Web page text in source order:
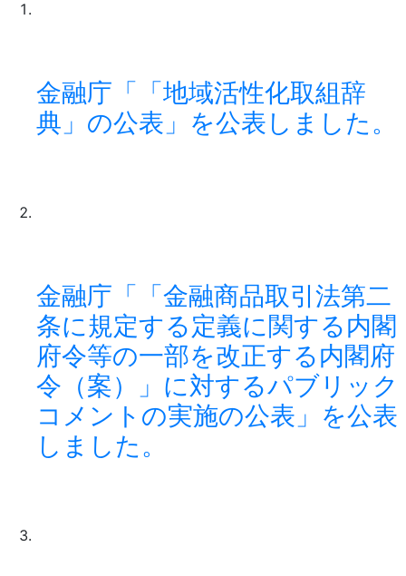
金融庁「「地域活性化取組辞
典」の公表」を公表しました。
金融庁「「金融商品取引法第二
条に規定する定義に関する内閣
府令等の一部を改正する内閣府
令（案）」に対するパブリック
コメントの実施の公表」を公表
しました。